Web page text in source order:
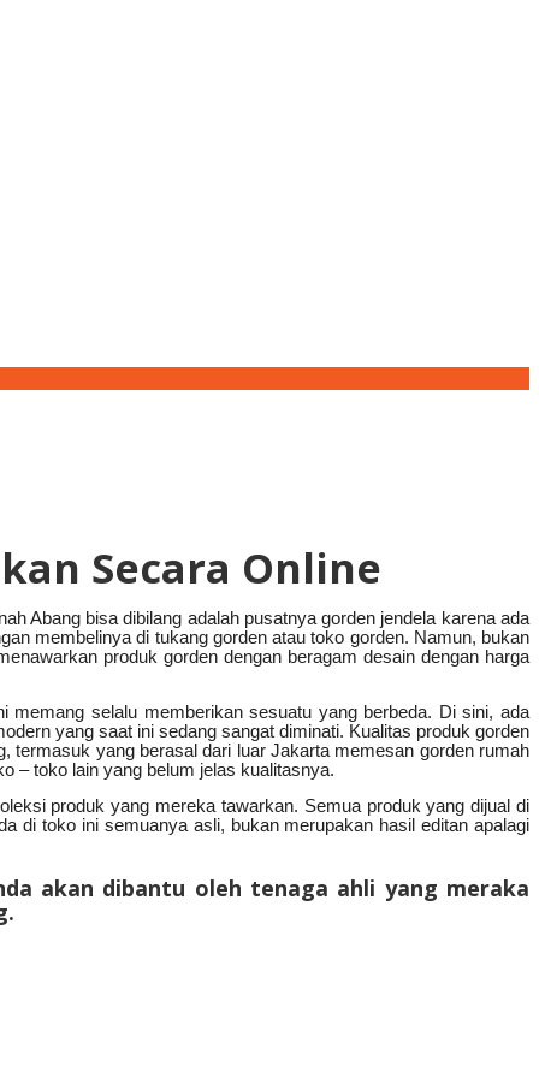
Secara Online
Abang bisa dibilang adalah pusatnya gorden jendela karena ada
membelinya di tukang gorden atau toko gorden. Namun, bukan
produk gorden dengan beragam desain dengan harga
memang selalu memberikan sesuatu yang berbeda. Di sini, ada
yang saat ini sedang sangat diminati. Kualitas produk gorden
termasuk yang berasal dari luar Jakarta memesan gorden rumah
– toko lain yang belum jelas kualitasnya.
produk yang mereka tawarkan. Semua produk yang dijual di
di toko ini semuanya asli, bukan merupakan hasil editan apalagi
akan dibantu oleh tenaga ahli yang meraka
.